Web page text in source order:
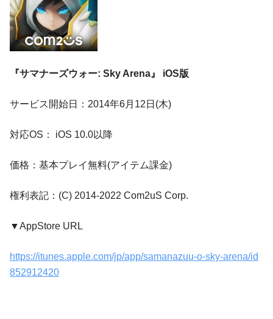
『サマナーズウォー: Sky Arena』 iOS版
サービス開始日：2014年6月12日(木)
対応OS： iOS 10.0以降
価格：基本プレイ無料(アイテム課金)
権利表記：(C) 2014-2022 Com2uS Corp.
▼AppStore URL
https://itunes.apple.com/jp/app/samanazuu-o-sky-arena/id
852912420